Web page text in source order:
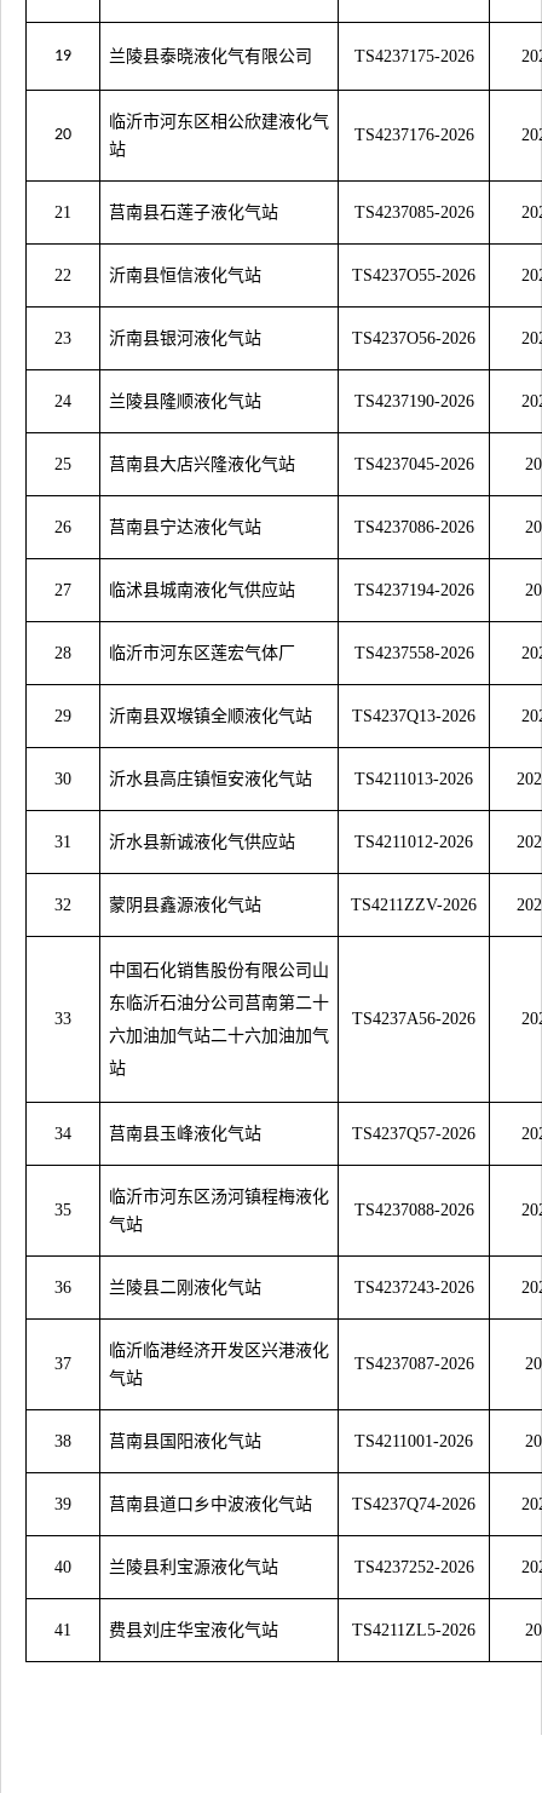
19 兰陵县泰晓液化气有限公司 TS4237175-2026
20
临沂市河东区相公欣建液化气
站
TS4237176-2026
21 莒南县石莲子液化气站 TS4237085-2026
22 沂南县恒信液化气站 TS4237O55-2026
23 沂南县银河液化气站 TS4237O56-2026
24 兰陵县隆顺液化气站 TS4237190-2026
25 莒南县大店兴隆液化气站 TS4237045-2026
26 莒南县宁达液化气站 TS4237086-2026
27 临沭县城南液化气供应站 TS4237194-2026
28 临沂市河东区莲宏气体厂 TS4237558-2026
29 沂南县双堠镇全顺液化气站 TS4237Q13-2026
30 沂水县高庄镇恒安液化气站 TS4211013-2026
31 沂水县新诚液化气供应站 TS4211012-2026
32 蒙阴县鑫源液化气站 TS4211ZZV-2026
33
中国石化销售股份有限公司山
东临沂石油分公司莒南第二十
六加油加气站二十六加油加气
站
TS4237A56-2026
34 莒南县玉峰液化气站 TS4237Q57-2026
35
临沂市河东区汤河镇程梅液化
气站
TS4237088-2026
36 兰陵县二刚液化气站 TS4237243-2026
37
临沂临港经济开发区兴港液化
气站
TS4237087-2026
38 莒南县国阳液化气站 TS4211001-2026
39 莒南县道口乡中波液化气站 TS4237Q74-2026
40 兰陵县利宝源液化气站 TS4237252-2026
41 费县刘庄华宝液化气站 TS4211ZL5-2026